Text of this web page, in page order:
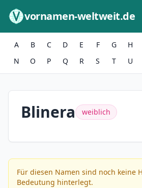
vornamen-weltweit.de
A B C D E F G H
N
O P Q R S T U
Blinera weiblich
Für diesen Namen sind noch keine
Bedeutung hinterlegt.